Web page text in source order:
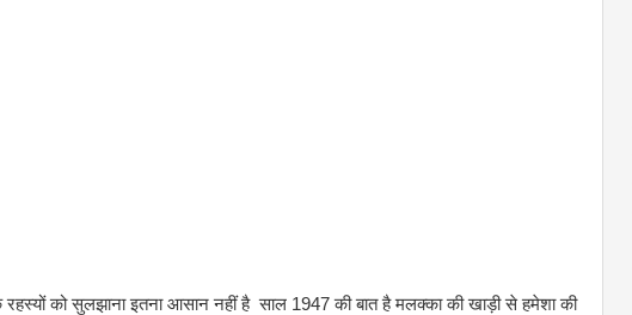
रहस्यों को सुलझाना इतना आसान नहीं है साल 1947 की बात है मलक्का की खाड़ी से हमेशा की